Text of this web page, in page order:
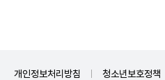
개인정보처리방침 청소년보호정책